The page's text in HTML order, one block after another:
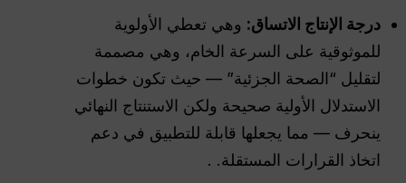
درجة الإنتاج الاتساق: وهي تعطي الأولوية
للموثوقية على السرعة الخام، وهي مصممة
لتقليل “الصحة الجزئية” — حيث تكون خطوات
الاستدلال الأولية صحيحة ولكن الاستنتاج النهائي
ينحرف — مما يجعلها قابلة للتطبيق في دعم
اتخاذ القرارات المستقلة. .